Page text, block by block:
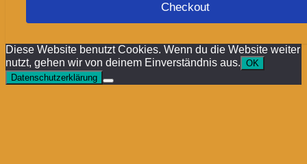
Checkout
Diese Website benutzt Cookies. Wenn du die Website weiter
nutzt, gehen wir von deinem Einverständnis aus. OK
Datenschutzerklärung